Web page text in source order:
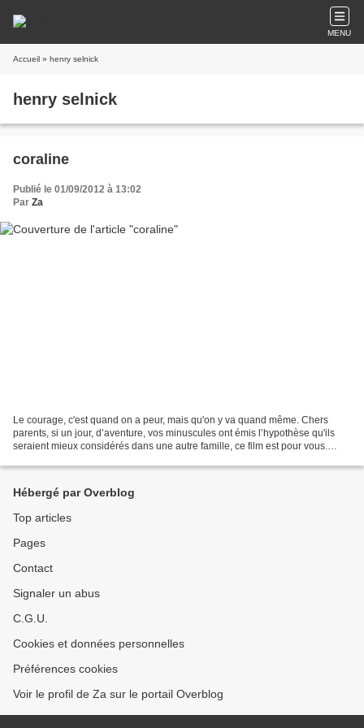
MENU
Accueil » henry selnick
henry selnick
coraline
Publié le 01/09/2012 à 13:02
Par Za
Le courage, c'est quand on a peur, mais qu'on y va quand même. Chers
parents, si un jour, d’aventure, vos minuscules ont émis l’hypothèse qu'ils
seraient mieux considérés dans une autre famille, ce film est pour vous.
Hébergé par Overblog
Top articles
Pages
Contact
Signaler un abus
C.G.U.
Cookies et données personnelles
Préférences cookies
Voir le profil de Za sur le portail Overblog